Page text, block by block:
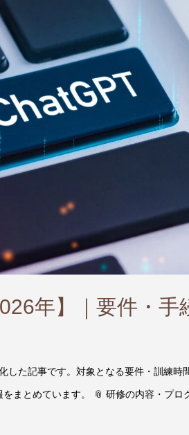
年】｜要件・手
した記事です。対象となる要件・訓練時
まとめています。 📎 研修の内容・プロ